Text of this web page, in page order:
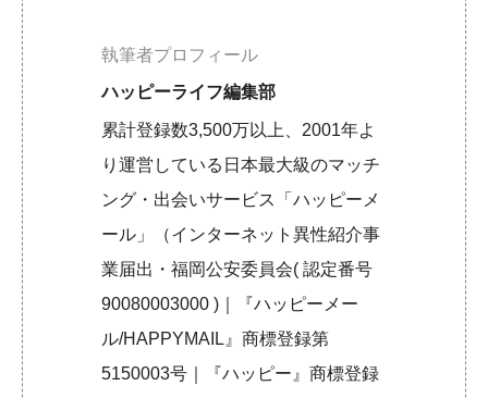
執筆者プロフィール
ハッピーライフ編集部
累計登録数3,500万以上、2001年よ
り運営している日本最大級のマッチ
ング・出会いサービス「ハッピーメ
ール」（インターネット異性紹介事
業届出・福岡公安委員会( 認定番号
90080003000 )｜『ハッピーメー
ル/HAPPYMAIL』商標登録第
5150003号｜『ハッピー』商標登録